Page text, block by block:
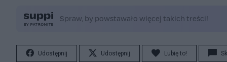
Udostępnij Udostępnij Lubię to!